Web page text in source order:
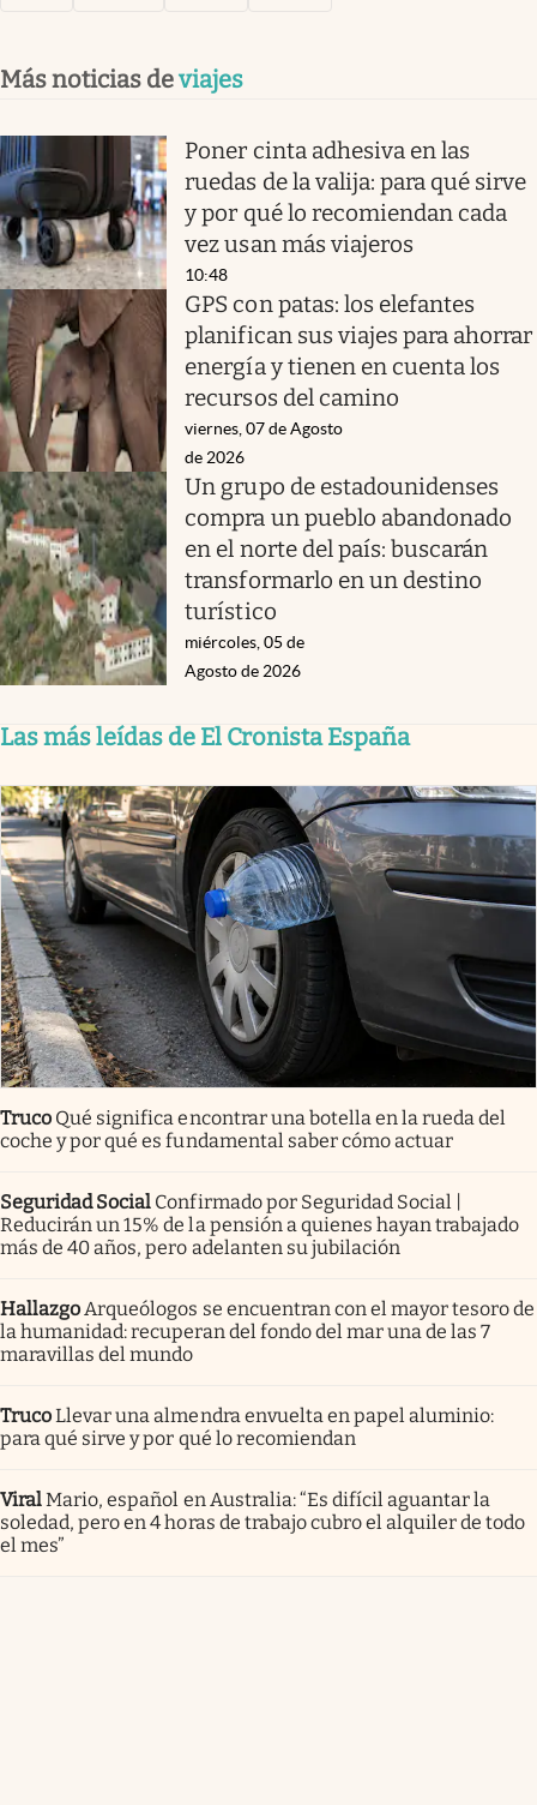
Más noticias deviajes
Poner cinta adhesiva en las
ruedas de la valija: para qué sirve
y por qué lo recomiendan cada
vez usan más viajeros
10:48
GPS con patas: los elefantes
planifican sus viajes para ahorrar
energía y tienen en cuenta los
recursos del camino
viernes, 07 de Agosto
de 2026
Un grupo de estadounidenses
compra un pueblo abandonado
en el norte del país: buscarán
transformarlo en un destino
turístico
miércoles, 05 de
Agosto de 2026
Las más leídas de El Cronista España
Truco Qué significa encontrar una botella en la rueda del
coche y por qué es fundamental saber cómo actuar
Seguridad Social Confirmado por Seguridad Social |
Reducirán un 15% de la pensión a quienes hayan trabajado
más de 40 años, pero adelanten su jubilación
Hallazgo Arqueólogos se encuentran con el mayor tesoro de
la humanidad: recuperan del fondo del mar una de las 7
maravillas del mundo
TrucoLlevar una almendra envuelta en papel aluminio:
para qué sirve y por qué lo recomiendan
ViralMario, español en Australia: “Es difícil aguantar la
soledad, pero en 4 horas de trabajo cubro el alquiler de todo
el mes”